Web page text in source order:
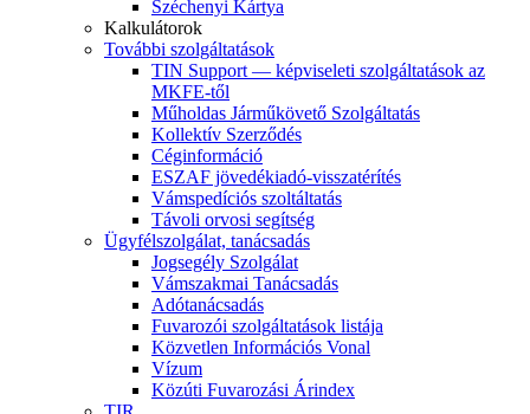
Széchenyi Kártya
Kalkulátorok
További szolgáltatások
TIN Support — képviseleti szolgáltatások az
MKFE-től
Műholdas Járműkövető Szolgáltatás
Kollektív Szerződés
Céginformáció
ESZAF jövedékiadó-visszatérítés
Vámspedíciós szoltáltatás
Távoli orvosi segítség
Ügyfélszolgálat, tanácsadás
Jogsegély Szolgálat
Vámszakmai Tanácsadás
Adótanácsadás
Fuvarozói szolgáltatások listája
Közvetlen Információs Vonal
Vízum
Közúti Fuvarozási Árindex